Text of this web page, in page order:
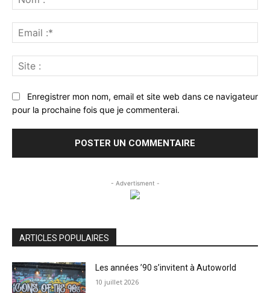
:*
:*
:
Enregistrer mon nom, email et site web dans ce navigateur
pour la prochaine fois que je commenterai.
- Advertisment -
ARTICLES POPULAIRES
Les années ’90 s’invitent à Autoworld
10 juillet 2026